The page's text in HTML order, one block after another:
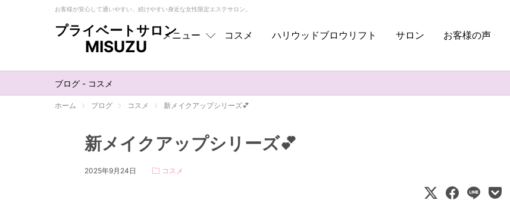
お客様が安心して通いやすい、続けやすい身近な女性限定エステサロン。
プライベートサロン
MISUZU
メニュー
フェイシャル
EMS
オプション
コスメ ハリウッドブロウリフト サロン お客様の声
ブログ - コスメ
ホーム ブログ コスメ 新メイクアップシリーズ💕
新メイクアップシリーズ💕
2025年9月24日 コスメ